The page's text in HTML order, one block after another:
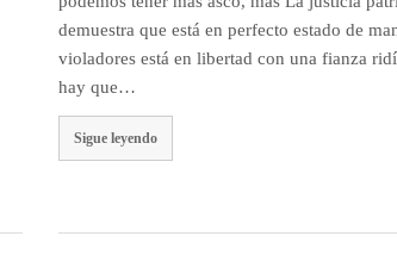
demuestra que está en perfecto estado de
violadores está en libertad con una fianza
hay que…
Sigue leyendo